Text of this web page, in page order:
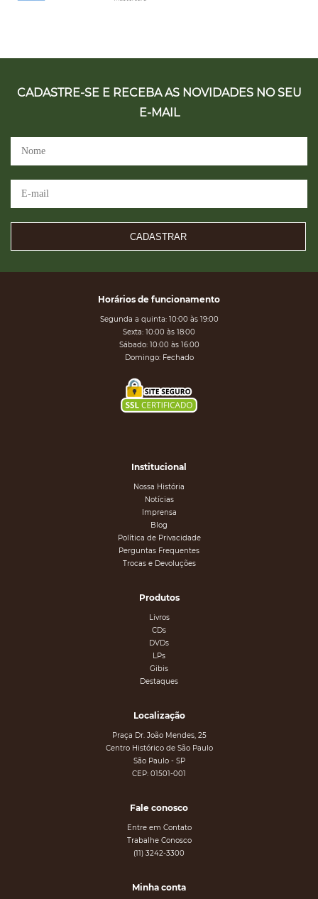
CADASTRE-SE E RECEBA AS NOVIDADES NO SEU
E-MAIL
CADASTRAR
Horários de funcionamento
Segunda a quinta: 10:00 às 19:00
Sexta: 10:00 às 18:00
Sábado: 10:00 às 16:00
Domingo: Fechado
Institucional
Nossa História
Notícias
Imprensa
Blog
Política de Privacidade
Perguntas Frequentes
Trocas e Devoluções
Produtos
Livros
CDs
DVDs
LPs
Gibis
Destaques
Localização
Praça Dr. João Mendes, 25
Centro Histórico de São Paulo
São Paulo - SP
CEP: 01501-001
Fale conosco
Entre em Contato
Trabalhe Conosco
(11) 3242-3300
Minha conta